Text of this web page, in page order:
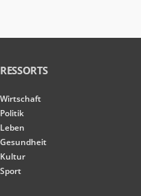
RESSORTS
Wirtschaft
Politik
Leben
Gesundheit
Kultur
Sport